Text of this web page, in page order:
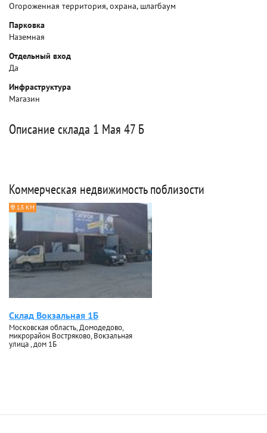
Огороженная территория, охрана, шлагбаум
Парковка
Наземная
Отдельный вход
Да
Инфраструктура
Магазин
Описание склада 1 Мая 47 Б
Коммерческая недвижимость поблизости
1.5 КМ
Склад Вокзальная 1Б
Московская область, Домодедово,
микрорайон Востряково, Вокзальная
улица , дом 1Б